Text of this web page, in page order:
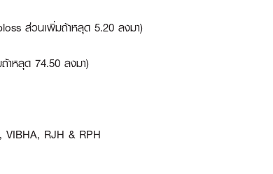
ส่วนเพิ่มถ้าหลุด 5.20 ลงมา)
าหลุด 74.50 ลงมา)
RJH & RPH